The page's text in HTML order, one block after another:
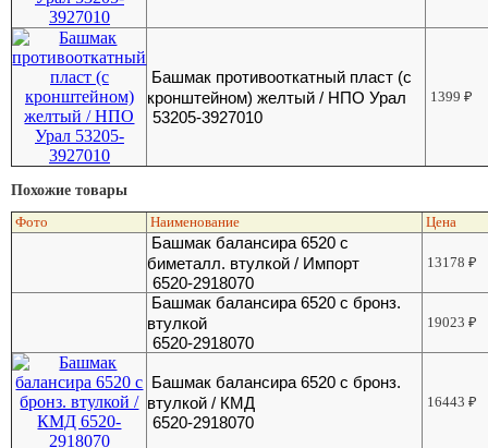
Башмак противооткатный пласт (с
кронштейном) желтый / НПО Урал
53205-3927010
1399₽
Похожие товары
Фото Наименование Цена
Башмак балансира 6520 с
биметалл. втулкой / Импорт
6520-2918070
13178₽
Башмак балансира 6520 с бронз.
втулкой
6520-2918070
19023₽
Башмак балансира 6520 с бронз.
втулкой / КМД
6520-2918070
16443₽